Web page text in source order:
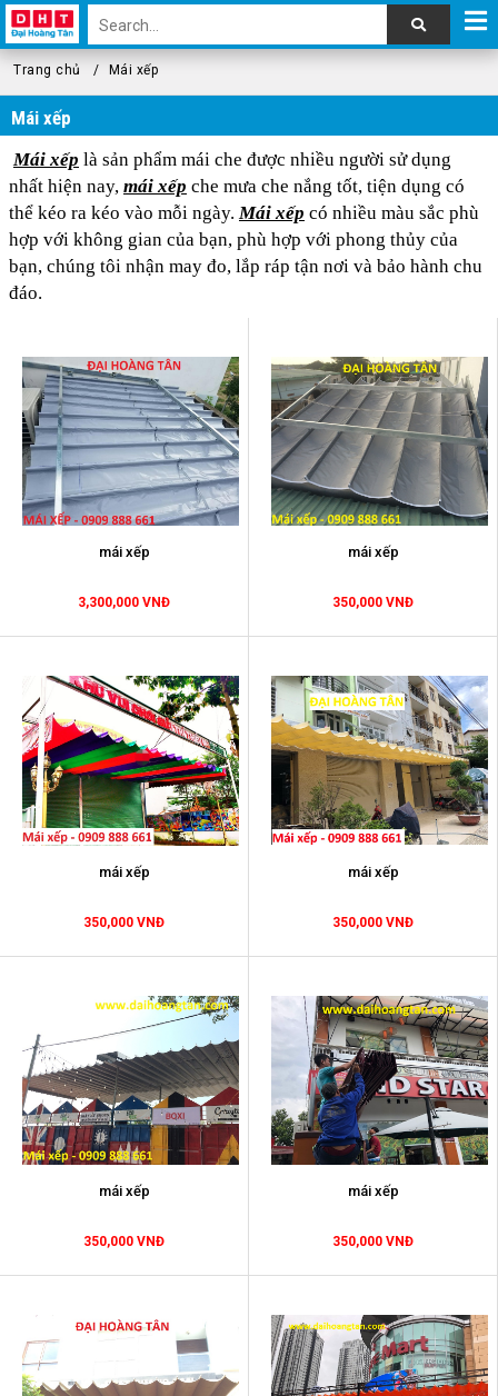
Trang chủ Mái xếp
Mái xếp
Mái xếp là sản phẩm mái che được nhiều người sử dụng
nhất hiện nay, mái xếp che mưa che nắng tốt, tiện dụng có
thể kéo ra kéo vào mỗi ngày.Mái xếp có nhiều màu sắc phù
hợp với không gian của bạn, phù hợp với phong thủy của
bạn, chúng tôi nhận may đo, lắp ráp tận nơi và bảo hành chu
đáo.
mái xếp
3,300,000 VNĐ
mái xếp
350,000 VNĐ
mái xếp
350,000 VNĐ
mái xếp
350,000 VNĐ
mái xếp
350,000 VNĐ
mái xếp
350,000 VNĐ